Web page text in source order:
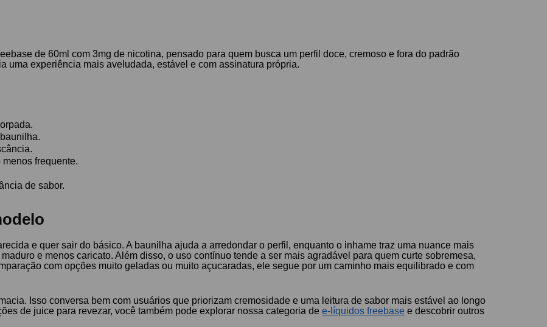
de 60ml com 3mg de nicotina, pensado para quem busca um perfil doce, cremoso e fora do padrão
uma experiência mais aveludada, estável e com assinatura própria.
frequente.
de sabor.
e quer sair do básico. A baunilha ajuda a arredondar o perfil, enquanto o inhame traz uma nuance mais
e menos caricato. Além disso, o uso contínuo tende a ser mais agradável para quem curte sobremesa,
com opções muito geladas ou muito açucaradas, ele segue por um caminho mais equilibrado e com
Isso conversa bem com usuários que priorizam cremosidade e uma leitura de sabor mais estável ao longo
de juice para revezar, você também pode explorar nossa categoria dee-líquidos freebase e descobrir outros